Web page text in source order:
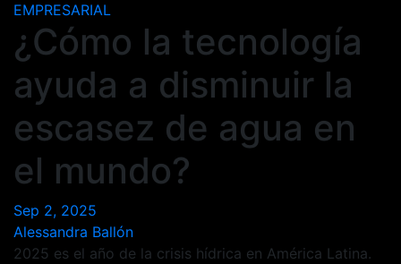
EMPRESARIAL
¿Cómo la tecnología
ayuda a disminuir la
escasez de agua en
el mundo?
Sep 2, 2025
Alessandra Ballón
2025 es el año de la crisis hídrica en América Latina.